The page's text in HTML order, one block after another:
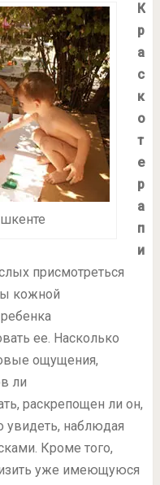
К
р
а
с
к
о
т
е
р
а
п
и
присмотреться
кожной
ее. Насколько
ощущения,
ли
раскрепощен ли он,
увидеть, наблюдая
Кроме того,
уже имеющуюся